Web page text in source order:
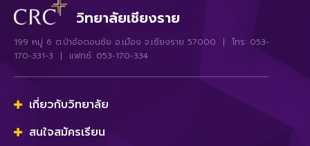
วิทยาลัยเชียงราย
199 หมู่ 6 ต.ป่าอ้อดอนชัย อ.เมือง จ.เชียงราย 57000 | โทร: 053-
170-331-3 | แฟกซ์: 053-170-334
เกี่ยวกับวิทยาลัย
สนใจสมัครเรียน